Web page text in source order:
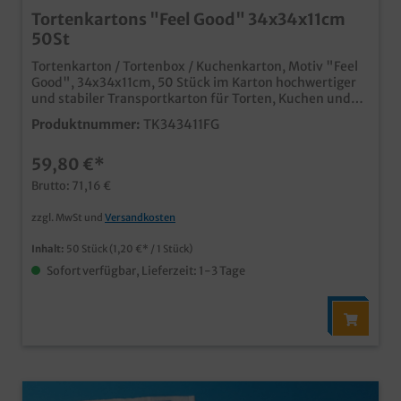
Tortenkartons "Feel Good" 34x34x11cm
50St
Tortenkarton / Tortenbox / Kuchenkarton, Motiv "Feel
Good", 34x34x11cm, 50 Stück im Karton hochwertiger
und stabiler Transportkarton für Torten, Kuchen und
Gebäck modernes und edles Neutralmotiv "Feel Good"
für den anspruchsvollen Einsatz in Kaffeehaus,
auch in Ihrem Wunschdesign bedruckbar, wenden Sie
sich einfach an unseren Kundenservice
Produktnummer: TK343411FG
59,80 €*
Brutto: 71,16 €
zzgl. MwSt und Versandkosten
Inhalt: 50 Stück (1,20 €* / 1 Stück)
Sofort verfügbar, Lieferzeit: 1-3 Tage